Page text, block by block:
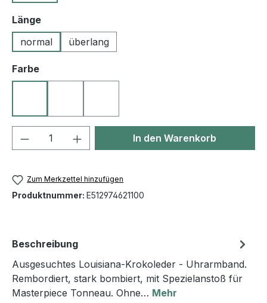
Längeauswählen
normal
überlang
Farbeauswählen
Produkt Anzahl: Gib denIn den Warenkorb
Zum Merkzettel hinzufügen
Produktnummer: E512974621100
Beschreibung
Ausgesuchtes Louisiana-Krokoleder - Uhrarmband.
Rembordiert, stark bombiert, mit Spezielanstoß für
Masterpiece Tonneau. Ohne… Mehr